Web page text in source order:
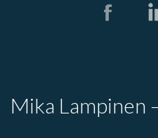
Mika Lampinen